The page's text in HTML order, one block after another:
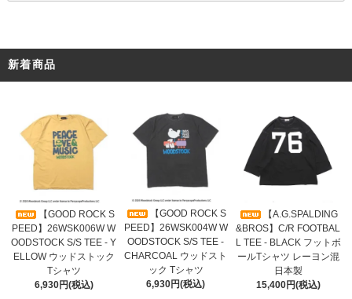
新着商品
【GOOD ROCK S
PEED】26WSK006W W
OODSTOCK S/S TEE - Y
ELLOW ウッドストック
Tシャツ
6,930円(税込)
【GOOD ROCK S
PEED】26WSK004W W
OODSTOCK S/S TEE -
CHARCOAL ウッドスト
ック Tシャツ
6,930円(税込)
【A.G.SPALDING
&BROS】C/R FOOTBAL
L TEE - BLACK フットボ
ールTシャツ レーヨン混
日本製
15,400円(税込)